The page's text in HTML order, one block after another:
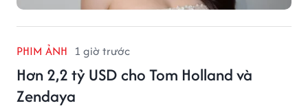
PHIM ẢNH 1 giờ trước
Hơn 2,2 tỷ USD cho Tom Holland và
Zendaya